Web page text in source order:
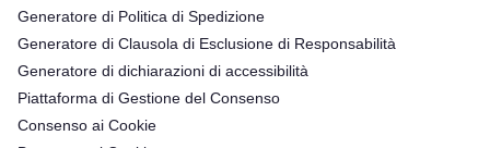
Generatore di Politica di Spedizione
Generatore di Clausola di Esclusione di Responsabilità
Generatore di dichiarazioni di accessibilità
Piattaforma di Gestione del Consenso
Consenso ai Cookie